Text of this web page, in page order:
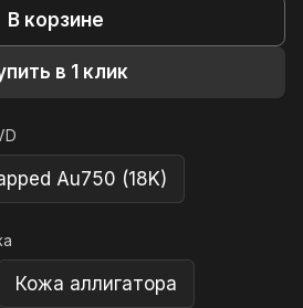
В корзине
в 1 клик
Au750 (18K)
Кожа аллигатора